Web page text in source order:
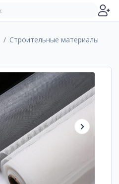
Строительные материалы